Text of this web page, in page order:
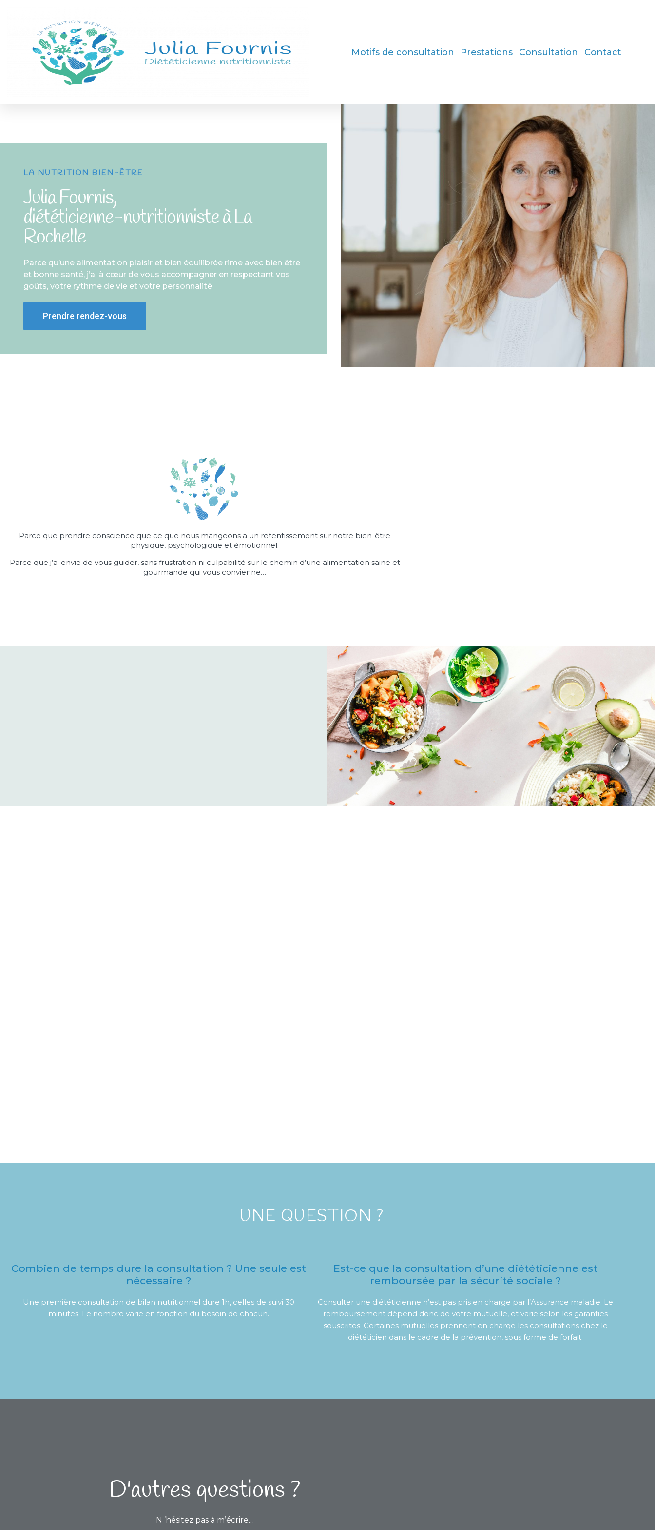
Motifs de consultation Prestations Consultation Contact
LA NUTRITION BIEN-ÊTRE
Julia Fournis,
diététicienne-nutritionniste à La
Rochelle
Parce qu’une alimentation plaisir et bien équilibrée rime avec bien être
et bonne santé, j’ai à cœur de vous accompagner en respectant vos
goûts, votre rythme de vie et votre personnalité
Prendre rendez-vous
Parce que prendre conscience que ce que nous mangeons a un retentissement sur notre bien-être
physique, psychologique et émotionnel.
Parce que j’ai envie de vous guider, sans frustration ni culpabilité sur le chemin d’une alimentation saine et
gourmande qui vous convienne…
UNE QUESTION ?
Combien de temps dure la consultation ? Une seule est
nécessaire ?
Une première consultation de bilan nutritionnel dure 1h, celles de suivi 30
minutes. Le nombre varie en fonction du besoin de chacun.
Est-ce que la consultation d’une diététicienne est
remboursée par la sécurité sociale ?
Consulter une diététicienne n’est pas pris en charge par l’Assurance maladie. Le
remboursement dépend donc de votre mutuelle, et varie selon les garanties
souscrites. Certaines mutuelles prennent en charge les consultations chez le
diététicien dans le cadre de la prévention, sous forme de forfait.
D'autres questions ?
N ’hésitez pas à m’écrire…